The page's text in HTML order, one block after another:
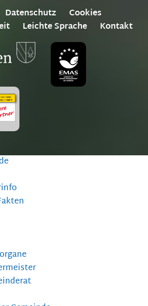
Datenschutz
Cookies
Leichte Sprache Kontakt